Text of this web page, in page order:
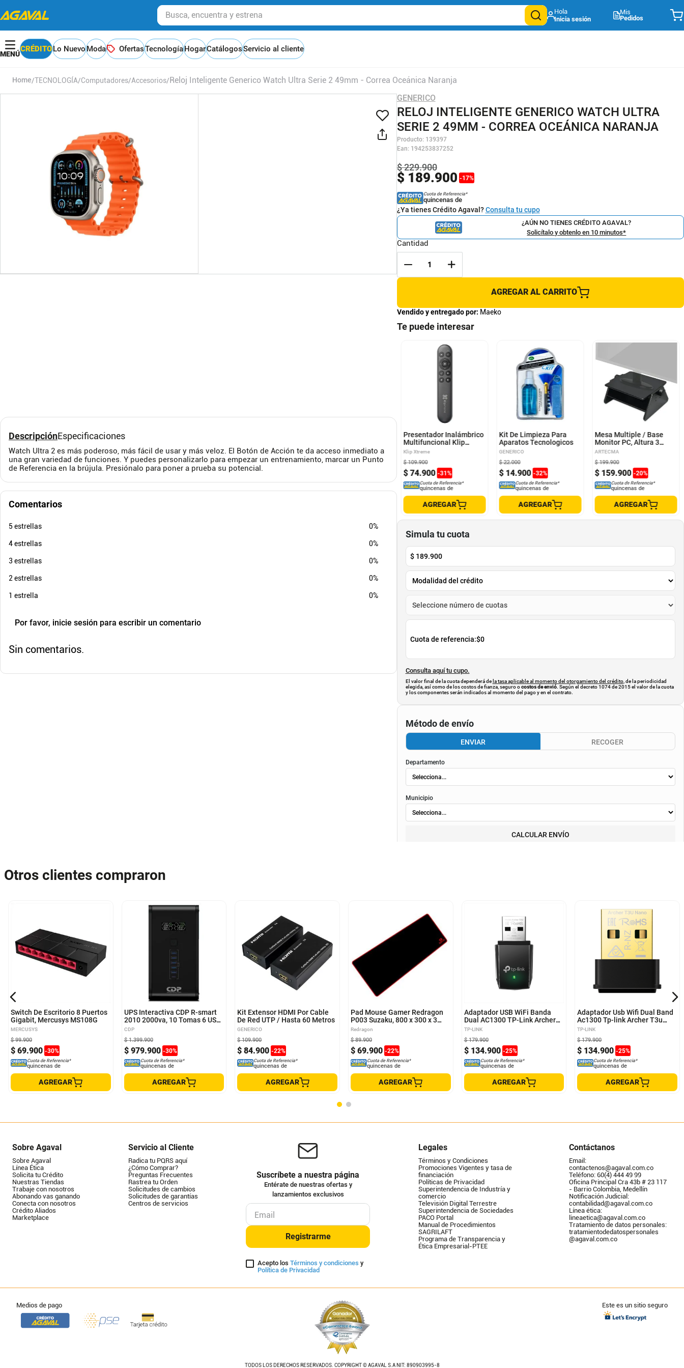
Busca, encuentra y estrena
Mis
Pedidos
CRÉDITOLo NuevoModa OfertasTecnologíaHogarCatálogosServicio al cliente
TECNOLOGÍA Computadores Accesorios Reloj Inteligente Generico Watch Ultra Serie 2 49mm - Correa Oceánica Naranja
DescripciónEspecificaciones
Watch Ultra 2 es más poderoso, más fácil de usar y más veloz. El Botón de Acción te da acceso inmediato a
una gran variedad de funciones. Y puedes personalizarlo para empezar un entrenamiento, marcar un Punto
de Referencia en la brújula. Presiónalo para poner a prueba su potencial.
Comentarios
5 estrellas 0%
4 estrellas 0%
3 estrellas 0%
2 estrellas 0%
1 estrella 0%
Por favor, inicie sesión para escribir un comentario
Sin comentarios.
GENERICO
RELOJ INTELIGENTE GENERICO WATCH ULTRA
SERIE 2 49MM - CORREA OCEÁNICA NARANJA
Producto: 139397
Ean: 194253837252
$ 189.900 -17%
$229.900
Cuota de Referencia*
quincenas de
¿Ya tienes Crédito Agaval?Consulta tu cupo
¿AÚN NO TIENES CRÉDITO AGAVAL?
Solicítalo y obtenlo en 10 minutos*
Cantidad
AGREGAR AL CARRITO
Vendido y entregado por: Maeko
Te puede interesar
$ 29.900 -30%
$ 42 900
Cuota de Referencia*
$ 189.900 -13%
$ 219 900
Cuota de Referencia* Cuota de Referencia*
Presentador Inalámbrico
Multifuncional Klip
Xtreme KPP-003
Klip Xtreme
$ 74.900 -31%
$ 109.900
Cuota de Referencia*
quincenas de
AGREGAR
Kit De Limpieza Para
Aparatos Tecnologicos
GENERICO
$ 14.900 -32%
$ 22.000
Cuota de Referencia*
quincenas de
AGREGAR
Mesa Multiple / Base
Monitor PC, Altura 3
Niveles 11 a14.5cm.
ARTECMA
$ 159.900 -20%
$ 199.900
Cuota de Referencia*
quincenas de
AGREGAR
Simula tu cuota
$ 189.900
Cuota de referencia:$0
Consulta aquí tu cupo.
El valor final de la cuota dependerá de la tasa aplicable al momento del otorgamiento del crédito, de la periodicidad
elegida, así como de los costos de fianza, seguro ocostos de envió. Según el decreto 1074 de 2015 el valor de la cuota
y los componentes serán indicados al momento del pago y en el contrato.
Método de envío
ENVIAR RECOGER
Departamento
Municipio
CALCULAR ENVÍO
Otros clientes compraron
Switch De Escritorio 8 Puertos
Gigabit, Mercusys MS108G
MERCUSYS
$ 69.900 -30%
$ 99.900
Cuota de Referencia*
quincenas de
AGREGAR
UPS Interactiva CDP R-smart
2010 2000va, 10 Tomas 6 USB,
LCD
CDP
$ 979.900 -30%
$ 1.399.900
Cuota de Referencia*
quincenas de
AGREGAR
Kit Extensor HDMI Por Cable
De Red UTP / Hasta 60 Metros
GENERICO
$ 84.900 -22%
$ 109.900
Cuota de Referencia*
quincenas de
AGREGAR
Pad Mouse Gamer Redragon
P003 Suzaku, 800 x 300 x 3
mm
Redragon
$ 69.900 -22%
$ 89.900
Cuota de Referencia*
quincenas de
AGREGAR
Adaptador USB WiFi Banda
Dual AC1300 TP-Link Archer
T3U
TP-LINK
$ 134.900 -25%
$ 179.900
Cuota de Referencia*
quincenas de
AGREGAR
Adaptador Usb Wifi Dual Band
Ac1300 Tp-link Archer T3u
Nano
TP-LINK
$ 134.900 -25%
$ 179.900
Cuota de Referencia*
quincenas de
AGREGAR
Sobre Agaval
Sobre Agaval
Línea Ética
Solicita tu Crédito
Nuestras Tiendas
Trabaje con nosotros
Abonando vas ganando
Conecta con nosotros
Crédito Aliados
Marketplace
Servicio al Cliente
Radica tu PQRS aquí
¿Cómo Comprar?
Preguntas Frecuentes
Rastrea tu Orden
Solicitudes de cambios
Solicitudes de garantías
Centros de servicios
Suscríbete a nuestra página
Entérate de nuestras ofertas y
lanzamientos exclusivos
Registrarme
Acepto los Términos y condiciones y
Política de Privacidad
Legales
Términos y Condiciones
Promociones Vigentes y tasa de
financiación
Políticas de Privacidad
Superintendencia de Industría y
comercio
Televisión Digital Terrestre
Superintendencia de Sociedades
PACO Portal
Manual de Procedimientos
SAGRILAFT
Programa de Transparencia y
Ética Empresarial-PTEE
Contáctanos
Email:
contactenos@agaval.com.co
Teléfono: 60(4) 444 49 99
Oficina Principal Cra 43b # 23 117
- Barrio Colombia, Medellín
Notificación Judicial:
contabilidad@agaval.com.co
Línea ética:
lineaetica@agaval.com.co
Tratamiento de datos personales:
tratamientodedatospersonales
@agaval.com.co
Medios de pago
TODOS LOS DERECHOS RESERVADOS. COPYRIGHT © AGAVAL S.A NIT: 890903995-8
Este es un sitio seguro